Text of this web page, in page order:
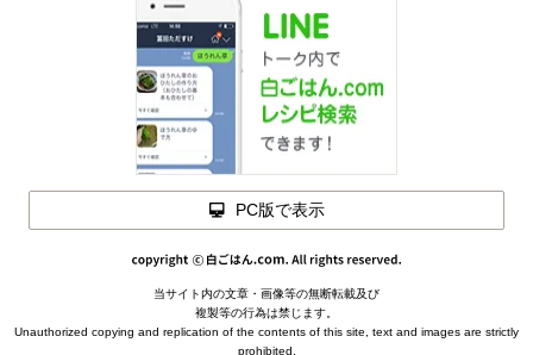
ポテトコロッケの材料(3～4人分)
閉じる
下ごしらえ
閉じる
PC版で表示
当サイト内の文章・画像等の無断転載及び
複製等の行為は禁じます。
Unauthorized copying and replication of the contents of this site, text and images are strictly
prohibited.